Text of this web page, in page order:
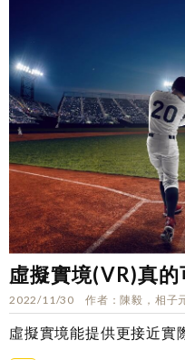
虛擬實境(VR)真
2022/11/30 作者 陳毅，相子
虛擬實境能提供更接近